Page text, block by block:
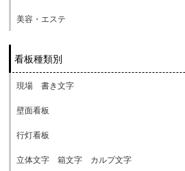
美容・エステ
看板種類別
現場 書き文字
壁面看板
行灯看板
立体文字 箱文字 カルプ文字